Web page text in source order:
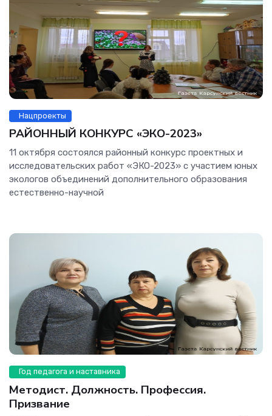
Нацпроекты
РАЙОННЫЙ КОНКУРС «ЭКО-2023»
11 октября состоялся районный конкурс проектных и
исследовательских работ «ЭКО-2023» с участием юных
экологов объединений дополнительного образования
естественно-научной
Год педагога и наставника
Методист. Должность. Профессия.
Призвание